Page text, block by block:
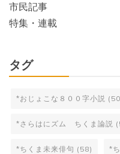
市民記事
特集・連載
タグ
*おじょこな８００字小説
*さらはにズム ちくま論説
*ちくま未来俳句 (58) *